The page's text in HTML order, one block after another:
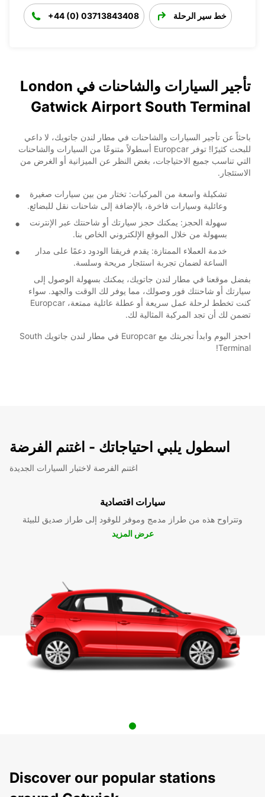
+44 (0) 03713843408 خط سير الرحلة
تأجير السيارات والشاحنات في London
Gatwick Airport South Terminal
باحثاً عن تأجير السيارات والشاحنات في مطار لندن جاتويك، لا داعي
للبحث كثيرًا! توفر Europcar أسطولاً متنوعًا من السيارات والشاحنات
التي تناسب جميع الاحتياجات، بغض النظر عن الميزانية أو الغرض من
الاستئجار.
تشكيلة واسعة من المركبات: تختار من بين سيارات صغيرة
وعائلية وسيارات فاخرة، بالإضافة إلى شاحنات نقل للبضائع.
سهولة الحجز: يمكنك حجز سيارتك أو شاحنتك عبر الإنترنت
بسهولة من خلال الموقع الإلكتروني الخاص بنا.
خدمة العملاء الممتازة: يقدم فريقنا الودود دعمًا على مدار
الساعة لضمان تجربة استئجار مريحة وسلسة.
بفضل موقعنا في مطار لندن جاتويك، يمكنك بسهولة الوصول إلى
سيارتك أو شاحنتك فور وصولك، مما يوفر لك الوقت والجهد. سواء
كنت تخطط لرحلة عمل سريعة أو عطلة عائلية ممتعة، Europcar
تضمن لك أن تجد المركبة المثالية لك.
احجز اليوم وابدأ تجربتك مع Europcar في مطار لندن جاتويك South
Terminal!
اسطول يلبي احتياجاتك - اغتنم الفرضة
اغتنم الفرصة لاختبار السيارات الجديدة
سيارات اقتصادية
وتتراوح هذه من طراز مدمج وموفر للوقود إلى طراز صديق للبيئة
عرض المزيد
Discover our popular stations